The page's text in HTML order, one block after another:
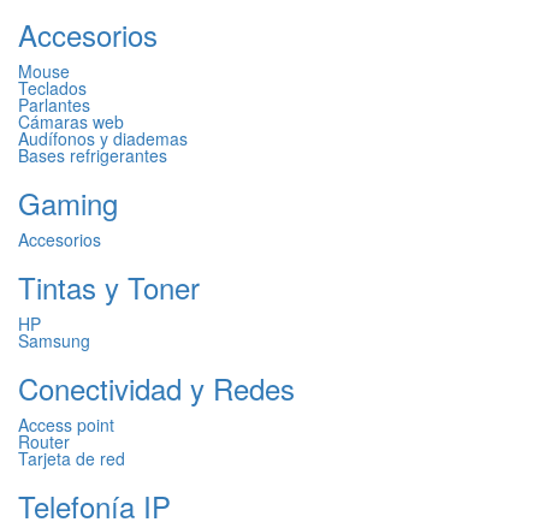
Accesorios
Mouse
Teclados
Parlantes
Cámaras web
Audífonos y diademas
Bases refrigerantes
Gaming
Accesorios
Tintas y Toner
HP
Samsung
Conectividad y Redes
Access point
Router
Tarjeta de red
Telefonía IP